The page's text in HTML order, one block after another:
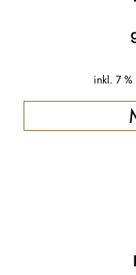
inkl. 7 %